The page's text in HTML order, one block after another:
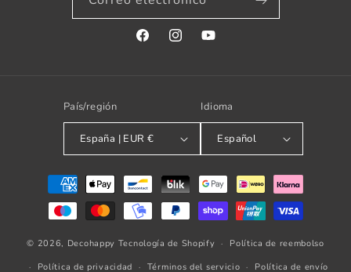
FacebookInstagramYouTube
País/región
España | EUR €
Idioma
Español
Formas
pago
© 2026, Decohappy Tecnología de Shopify
Política de reembolso
Política de privacidad
Términos del servicio Política de envío